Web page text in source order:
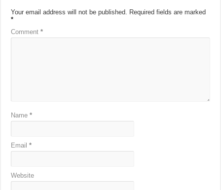
Your email address will not be published.
Required fields are marked
*
Comment*
Name*
Email*
Website